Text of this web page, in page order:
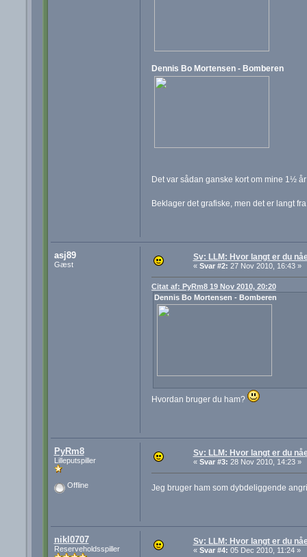
Dennis Bo Mortensen - Bomberen
Det var sådan ganske kort om mine 1½
Beklager det grafiske, men det er langt
asj89
Gæst
Sv: LLM: Hvor langt er du
« Svar #2: 27 Nov 2010, 16:43 »
Citat af: PyRm8 19 Nov 2010, 20:20
Dennis Bo Mortensen - Bomberen
Hvordan bruger du ham?
PyRm8
Lilleputspiller
Offline
Sv: LLM: Hvor langt er du
« Svar #3: 28 Nov 2010, 14:23 »
Jeg bruger ham som dybdeliggende
nikl0707
Reserveholdsspiller
Sv: LLM: Hvor langt er du
« Svar #4: 05 Dec 2010, 11:24 »